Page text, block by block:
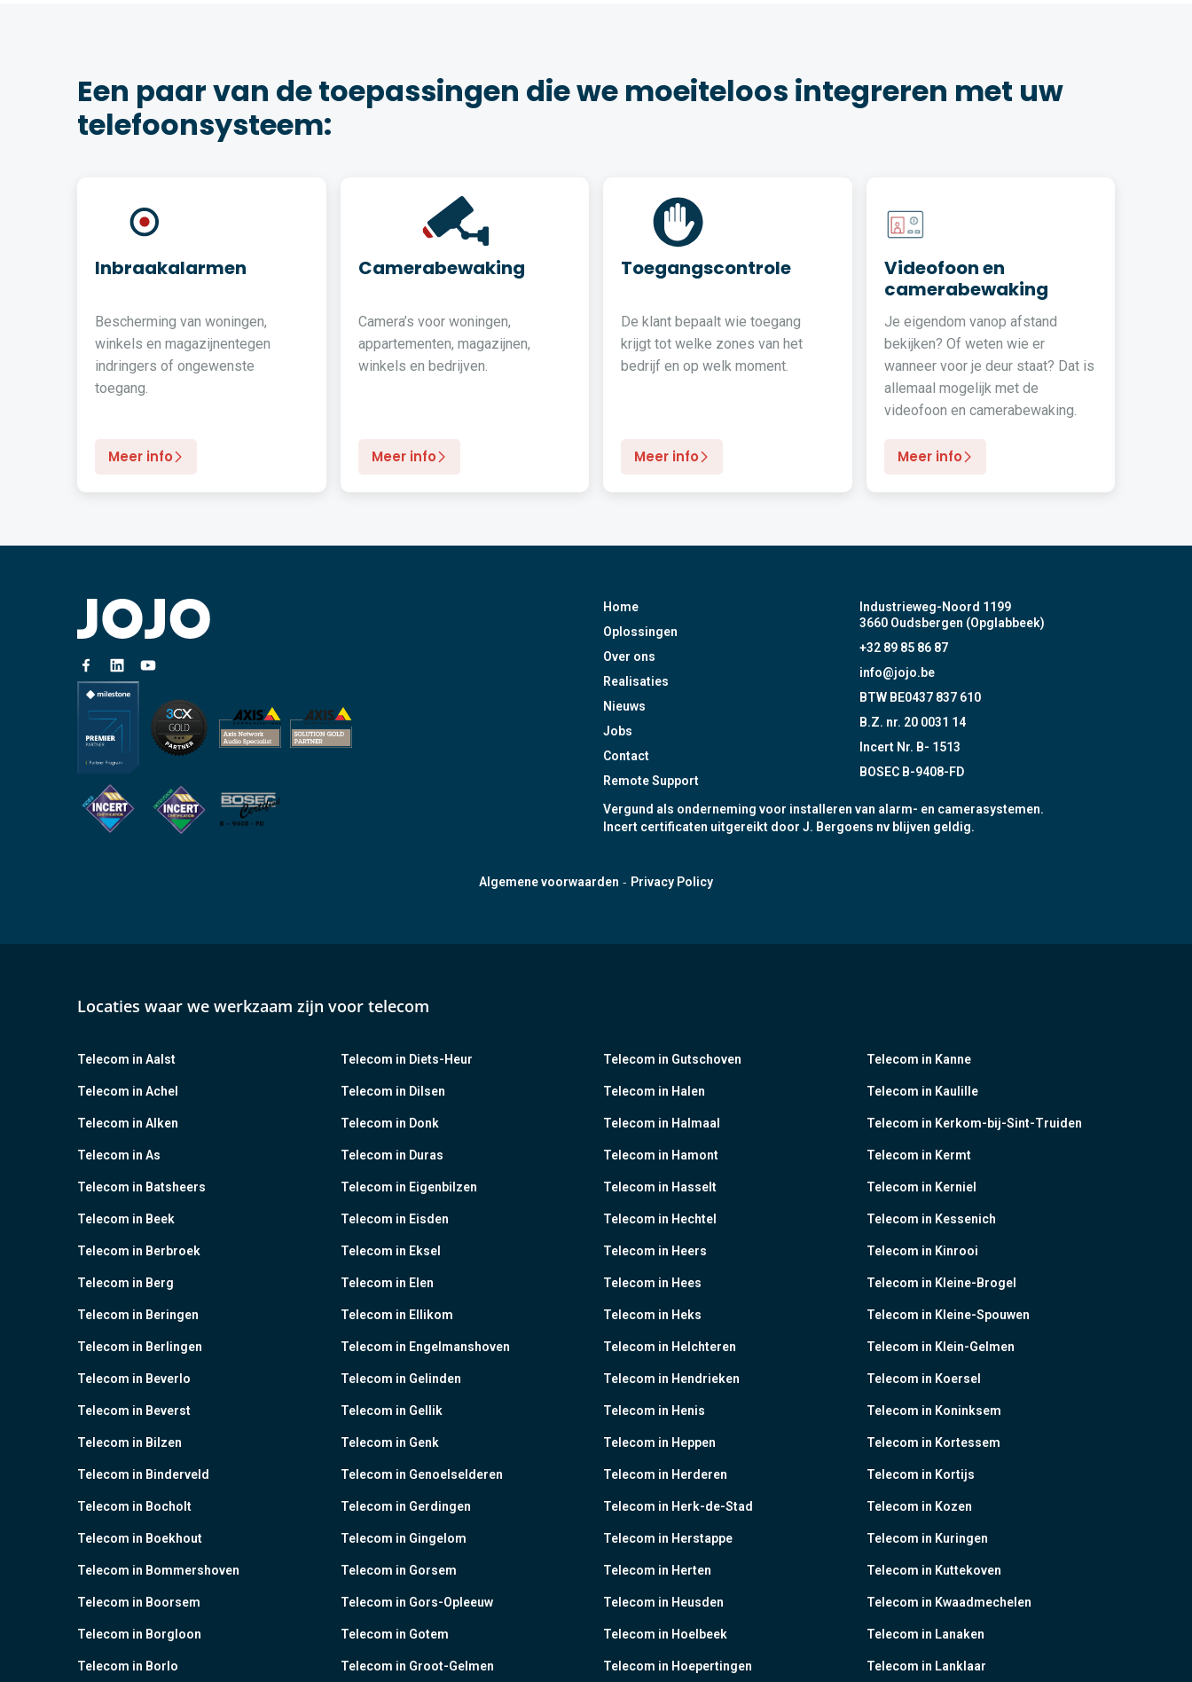
Een paar van de toepassingen die we moeiteloos integreren met uw
telefoonsysteem:
Inbraakalarmen
Bescherming van woningen,
winkels en magazijnentegen
indringers of ongewenste
toegang.
Meer info
Camerabewaking
Camera’s voor woningen,
appartementen, magazijnen,
winkels en bedrijven.
Meer info
Toegangscontrole
De klant bepaalt wie toegang
krijgt tot welke zones van het
bedrijf en op welk moment.
Meer info
Videofoon en
camerabewaking
Je eigendom vanop afstand
bekijken? Of weten wie er
wanneer voor je deur staat? Dat is
allemaal mogelijk met de
videofoon en camerabewaking.
Meer info
Home
Oplossingen
Over ons
Realisaties
Nieuws
Jobs
Contact
Remote Support
Industrieweg-Noord 1199
3660 Oudsbergen (Opglabbeek)
+32 89 85 86 87
info@jojo.be
BTW BE0437 837 610
B.Z. nr. 20 0031 14
Incert Nr. B- 1513
BOSEC B-9408-FD
Vergund als onderneming voor installeren van alarm- en camerasystemen.
Incert certificaten uitgereikt door J. Bergoens nv blijven geldig.
Algemene voorwaarden - Privacy Policy
Locaties waar we werkzaam zijn voor telecom
Telecom in Aalst
Telecom in Achel
Telecom in Alken
Telecom in As
Telecom in Batsheers
Telecom in Beek
Telecom in Berbroek
Telecom in Berg
Telecom in Beringen
Telecom in Berlingen
Telecom in Beverlo
Telecom in Beverst
Telecom in Bilzen
Telecom in Binderveld
Telecom in Bocholt
Telecom in Boekhout
Telecom in Bommershoven
Telecom in Boorsem
Telecom in Borgloon
Telecom in Borlo
Telecom in Diets-Heur
Telecom in Dilsen
Telecom in Donk
Telecom in Duras
Telecom in Eigenbilzen
Telecom in Eisden
Telecom in Eksel
Telecom in Elen
Telecom in Ellikom
Telecom in Engelmanshoven
Telecom in Gelinden
Telecom in Gellik
Telecom in Genk
Telecom in Genoelselderen
Telecom in Gerdingen
Telecom in Gingelom
Telecom in Gorsem
Telecom in Gors-Opleeuw
Telecom in Gotem
Telecom in Groot-Gelmen
Telecom in Gutschoven
Telecom in Halen
Telecom in Halmaal
Telecom in Hamont
Telecom in Hasselt
Telecom in Hechtel
Telecom in Heers
Telecom in Hees
Telecom in Heks
Telecom in Helchteren
Telecom in Hendrieken
Telecom in Henis
Telecom in Heppen
Telecom in Herderen
Telecom in Herk-de-Stad
Telecom in Herstappe
Telecom in Herten
Telecom in Heusden
Telecom in Hoelbeek
Telecom in Hoepertingen
Telecom in Kanne
Telecom in Kaulille
Telecom in Kerkom-bij-Sint-Truiden
Telecom in Kermt
Telecom in Kerniel
Telecom in Kessenich
Telecom in Kinrooi
Telecom in Kleine-Brogel
Telecom in Kleine-Spouwen
Telecom in Klein-Gelmen
Telecom in Koersel
Telecom in Koninksem
Telecom in Kortessem
Telecom in Kortijs
Telecom in Kozen
Telecom in Kuringen
Telecom in Kuttekoven
Telecom in Kwaadmechelen
Telecom in Lanaken
Telecom in Lanklaar